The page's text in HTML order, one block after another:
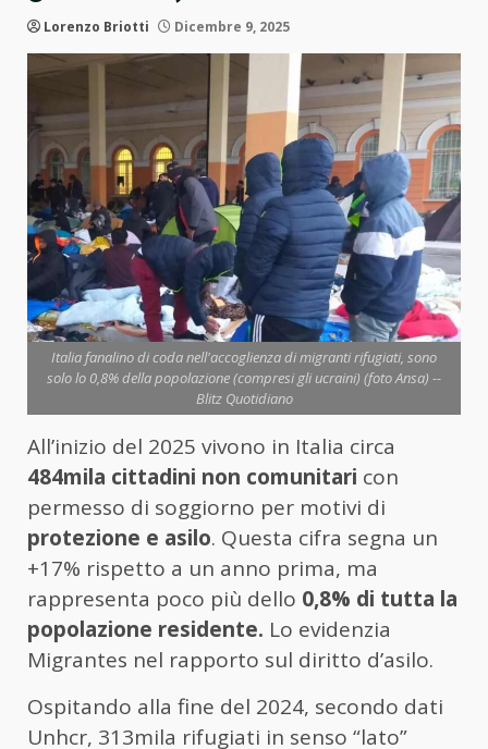
Lorenzo Briotti Dicembre 9, 2025
Italia fanalino di coda nell'accoglienza di migranti rifugiati, sono
solo lo 0,8% della popolazione (compresi gli ucraini) (foto Ansa) --
Blitz Quotidiano
All’inizio del 2025 vivono in Italia circa
484mila cittadini non comunitari con
permesso di soggiorno per motivi di
protezione e asilo. Questa cifra segna un
+17% rispetto a un anno prima, ma
rappresenta poco più dello 0,8% di tutta la
popolazione residente. Lo evidenzia
Migrantes nel rapporto sul diritto d’asilo.
Ospitando alla fine del 2024, secondo dati
Unhcr, 313mila rifugiati in senso “lato”